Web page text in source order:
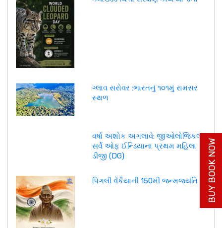
ગ્લાવ સરોવર :ભારતનું ૧૦૧મું રામસર
સ્થળ
વર્ષા અશોક અગલાવે: જીઓલોજિકલ
સર્વે ઓફ ઈન્ડિયાના પ્રથમ મહિલા
ડીજી (DG)
પિંગલી વેંકૈયાની 150મી જન્મજયંતિ BUY BOOK NOW